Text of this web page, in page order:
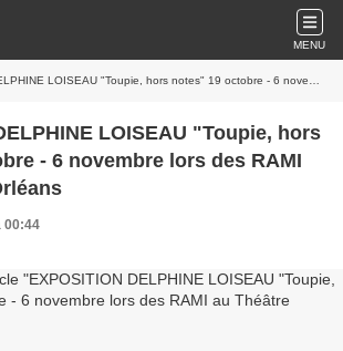
MENU
"Toupie, hors notes" 19 octobre - 6 novembre lors des RAMI au Théâtre d'Orléans
LOISEAU "Toupie, hors
- 6 novembre lors des RAMI
00:44